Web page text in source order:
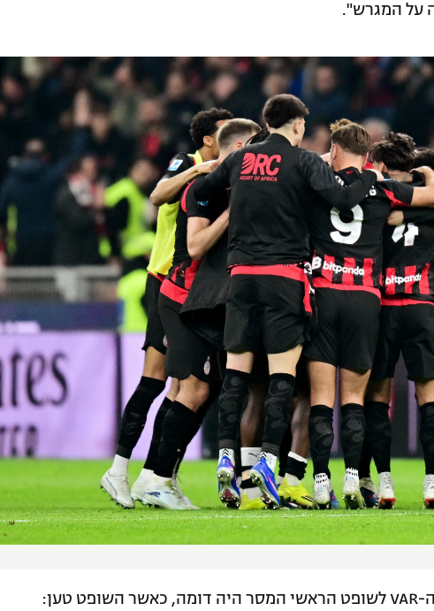
על המגרש".
גם בהקלטה של השיחה בין צוות ה-VAR לשופט הראשי המסר היה דומה, כאשר השופט טען: